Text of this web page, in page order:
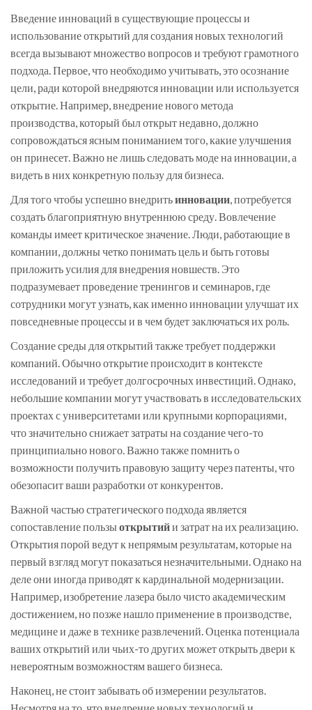
Введение инноваций в существующие процессы и
использование открытий для создания новых технологий
всегда вызывают множество вопросов и требуют грамотного
подхода. Первое, что необходимо учитывать, это осознание
цели, ради которой внедряются инновации или используется
открытие. Например, внедрение нового метода
производства, который был открыт недавно, должно
сопровождаться ясным пониманием того, какие улучшения
он принесет. Важно не лишь следовать моде на инновации, а
видеть в них конкретную пользу для бизнеса.
Для того чтобы успешно внедритьинновации, потребуется
создать благоприятную внутреннюю среду. Вовлечение
команды имеет критическое значение. Люди, работающие в
компании, должны четко понимать цель и быть готовы
приложить усилия для внедрения новшеств. Это
подразумевает проведение тренингов и семинаров, где
сотрудники могут узнать, как именно инновации улучшат их
повседневные процессы и в чем будет заключаться их роль.
Создание среды для открытий также требует поддержки
компаний. Обычно открытие происходит в контексте
исследований и требует долгосрочных инвестиций. Однако,
небольшие компании могут участвовать в исследовательских
проектах с университетами или крупными корпорациями,
что значительно снижает затраты на создание чего-то
принципиально нового. Важно также помнить о
возможности получить правовую защиту через патенты, что
обезопасит ваши разработки от конкурентов.
Важной частью стратегического подхода является
сопоставление пользыоткрытийи затрат на их реализацию.
Открытия порой ведут к непрямым результатам, которые на
первый взгляд могут показаться незначительными. Однако на
деле они иногда приводят к кардинальной модернизации.
Например, изобретение лазера было чисто академическим
достижением, но позже нашло применение в производстве,
медицине и даже в технике развлечений. Оценка потенциала
ваших открытий или чьих-то других может открыть двери к
невероятным возможностям вашего бизнеса.
Наконец, не стоит забывать об измерении результатов.